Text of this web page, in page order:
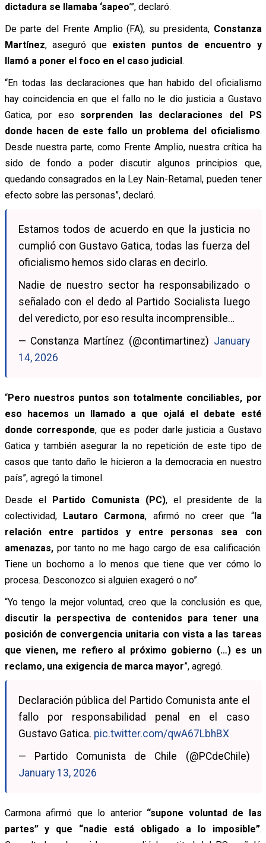
dictadura se llamaba ‘sapeo’”, declaró.
De parte del Frente Amplio (FA), su presidenta, Constanza
Martínez, aseguró que existen puntos de encuentro y
llamó a poner el foco en el caso judicial.
“En todas las declaraciones que han habido del oficialismo
hay coincidencia en que el fallo no le dio justicia a Gustavo
Gatica, por eso sorprenden las declaraciones del PS
donde hacen de este fallo un problema del oficialismo.
Desde nuestra parte, como Frente Amplio, nuestra crítica ha
sido de fondo a poder discutir algunos principios que,
quedando consagrados en la Ley Nain-Retamal, pueden tener
efecto sobre las personas”, declaró.
Estamos todos de acuerdo en que la justicia no
cumplió con Gustavo Gatica, todas las fuerza del
oficialismo hemos sido claras en decirlo.
Nadie de nuestro sector ha responsabilizado o
señalado con el dedo al Partido Socialista luego
del veredicto, por eso resulta incomprensible…
— Constanza Martínez (@contimartinez) January
14, 2026
“Pero nuestros puntos son totalmente conciliables, por
eso hacemos un llamado a que ojalá el debate esté
donde corresponde, que es poder darle justicia a Gustavo
Gatica y también asegurar la no repetición de este tipo de
casos que tanto daño le hicieron a la democracia en nuestro
país”, agregó la timonel.
Desde el Partido Comunista (PC), el presidente de la
colectividad,Lautaro Carmona, afirmó no creer que “la
relación entre partidos y entre personas sea con
amenazas,por tanto no me hago cargo de esa calificación.
Tiene un bochorno a lo menos que tiene que ver cómo lo
procesa. Desconozco si alguien exageró o no”.
“Yo tengo la mejor voluntad, creo que la conclusión es que,
discutir la perspectiva de contenidos para tener una
posición de convergencia unitaria con vista a las tareas
que vienen, me refiero al próximo gobierno (…) es un
reclamo, una exigencia de marca mayor”, agregó.
Declaración pública del Partido Comunista ante el
fallo por responsabilidad penal en el caso
Gustavo Gatica. pic.twitter.com/qwA67LbhBX
— Partido Comunista de Chile (@PCdeChile)
January 13, 2026
Carmona afirmó que lo anterior “supone voluntad de las
partes” y que “nadie está obligado a lo imposible”.